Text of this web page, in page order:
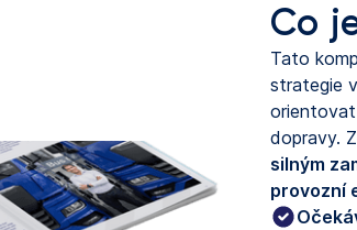
Co
Tato
strategie
orientovat
dopravy.
silným
provozní